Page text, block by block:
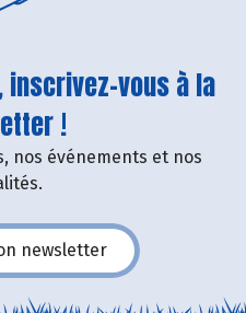
inscrivez-vous à la
!
nos événements et nos
newsletter